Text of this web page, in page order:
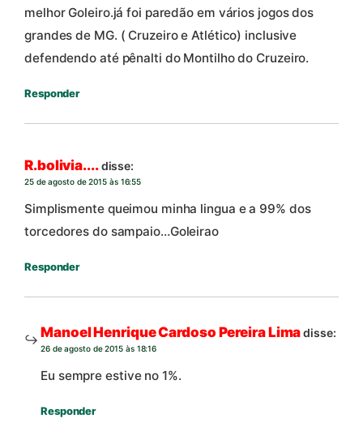
melhor Goleiro.já foi paredão em vários jogos dos
grandes de MG. ( Cruzeiro e Atlético) inclusive
defendendo até pênalti do Montilho do Cruzeiro.
Responder
R.bolivia....disse:
25 de agosto de 2015 às 16:55
Simplismente queimou minha lingua e a 99% dos
torcedores do sampaio…Goleirao
Responder
Manoel Henrique Cardoso Pereira Limadisse:
26 de agosto de 2015 às 18:16
Eu sempre estive no 1%.
Responder